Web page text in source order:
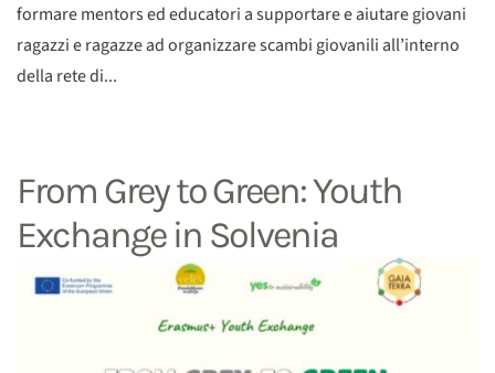
formare mentors ed educatori a supportare e aiutare giovani
ragazzi e ragazze ad organizzare scambi giovanili all’interno
della rete di...
From Grey to Green: Youth
Exchange in Solvenia